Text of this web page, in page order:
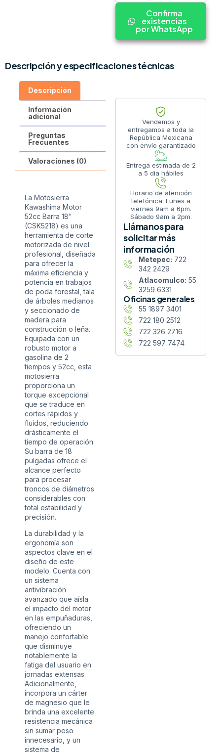
Confirma
existencias
por WhatsApp
Descripción y especificaciones técnicas
Descripción
Información
adicional
Preguntas
Frecuentes
Valoraciones (0)
La Motosierra
Kawashima Motor
52cc Barra 18″
(CSK5218) es una
herramienta de corte
motorizada de nivel
profesional, diseñada
para ofrecer la
máxima eficiencia y
potencia en trabajos
de poda forestal, tala
de árboles medianos
y seccionado de
madera para
construcción o leña.
Equipada con un
robusto motor a
gasolina de 2
tiempos y 52cc, esta
motosierra
proporciona un
torque excepcional
que se traduce en
cortes rápidos y
fluidos, reduciendo
drásticamente el
tiempo de operación.
Su barra de 18
pulgadas ofrece el
alcance perfecto
para procesar
troncos de diámetros
considerables con
total estabilidad y
precisión.
La durabilidad y la
ergonomía son
aspectos clave en el
diseño de este
modelo. Cuenta con
un sistema
antivibración
avanzado que aísla
el impacto del motor
en las empuñaduras,
ofreciendo un
manejo confortable
que disminuye
notablemente la
fatiga del usuario en
jornadas extensas.
Adicionalmente,
incorpora un cárter
de magnesio que le
brinda una excelente
resistencia mecánica
sin sumar peso
innecesario, y un
sistema de
Vendemos y
entregamos a toda la
República Mexicana
con envío garantizado
Entrega estimada de 2
a 5 día hábiles
Horario de atención
telefónica: Lunes a
viernes 9am a 6pm.
Sábado 9am a 2pm.
Llámanos para
solicitar más
información
Metepec: 722
342 2429
Atlacomulco: 55
3259 6331
Oficinas generales
55 1897 3401
722 180 2512
722 326 2716
722 597 7474